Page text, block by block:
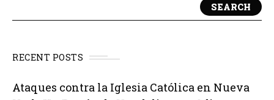
SEARCH
RECENT POSTS
Ataques contra la Iglesia Católica en Nueva